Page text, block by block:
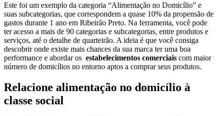
Este foi um exemplo da categoria “Alimentação no Domicílio” e
suas subcategorias, que correspondem a quase 10% da propensão de
gastos durante 1 ano em Ribeirão Preto. Na ferramenta, você pode
ter acesso a mais de 90 categorias e subcategorias, entre produtos e
serviços, até o detalhe de quarteirão. A ideia é que você consiga
descobrir onde existe mais chances da sua marca ter uma boa
performance e abordar os estabelecimentos comerciais com maior
número de domicílios no entorno aptos a comprar seus produtos.
Relacione alimentação no domicílio à
classe social